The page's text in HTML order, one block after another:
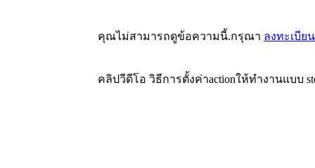
คุณไม่สามารถดูข้อความนี้.กรุณา ลงทะเบียน
คลิปวีดีโอ วิธีการตั้งค่าactionให้ทำงานแบบ